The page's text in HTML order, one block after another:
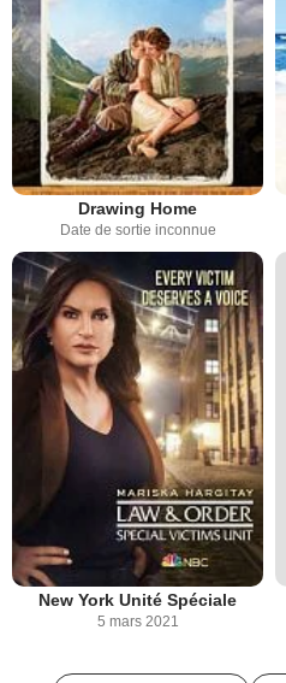
Drawing Home
Date de sortie inconnue
New York Unité Spéciale
5 mars 2021